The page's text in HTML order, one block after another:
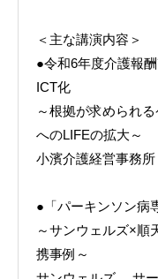
＜主な講演内容＞
●令和6年度介護報
ICT化
～根拠が求められ
へのLIFEの拡大～
小濱介護経営事務
●「パーキンソン病
～サンウェルズ×順
携事例～